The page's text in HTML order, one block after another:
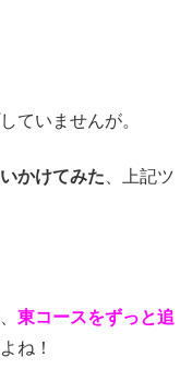
ていませんが。
かけてみた 、上記ツ
東コースをずっと追
ね！